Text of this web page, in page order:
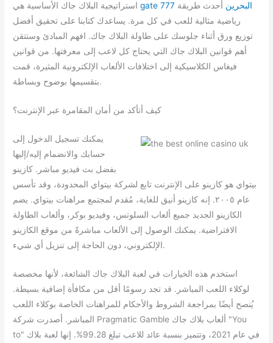
استراتيجية البلاك جاك الأساسية هي gate 777 البحرين أحدث طريقة
رياضية مثالية للعب في كل مرة. يساعدك كتابنا على تحقيق أفضل
توزيع ورق أثناء جلوسك على طاولة البلاك جاك. افهم المبادئ وستتقن
أهم قوانين البلاك جاك التي يحتاج كل لاعب إلى معرفتها. من قوانين
فيغاس الكلاسيكية إلى اختلافات الألعاب الإلكترونية المثيرة، قمت
بتقسيمها بوضوح وبساطة.
كيف أتأكد من أمان المقامرة عبر الإنترنت؟
يمكنك تسجيل الدخول إلى
حسابك والانضمام إليه/إليها
بفضل بث فيديو مباشر. كازينو
بيتواي هو كازينو على الإنترنت تابع لشركة بيتواي المحدودة، وقد تأسس
عام ٢٠٠٥. إنه كازينو أنيق للغاية، مُقدم لمجتمع مراهنات بيتواي. يضم
الكازينو الجديد جميع ألعاب السلوتس، وفيديو بوكر، وألعاب الطاولة
الافتراضية. يمكنك الوصول إلى الألعاب مباشرةً من موقع الكازينو
الإلكتروني، دون الحاجة إلى تنزيل أي شيء.
استخدم هذه الخيارات في لعبة البلاك جاك الشائعة، لأنها مخصصة
لوكلاء اللعب المباشر. قد تجد رسومًا أقل من مكافأة إضافية بسيطة.
يُنصح أيضًا بمراجعة الشروط والأحكام للمراهنات الخاصة بوكلاء اللعب
المباشر. أصدرت شركة Pragmatic Gamble ألعاب بلاك جاك "You
to" في عام 2021، وتتميز بنسبة عائد للاعب تبلغ 99.28%. إنها لعبة بلاك